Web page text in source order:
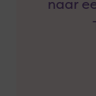
naar